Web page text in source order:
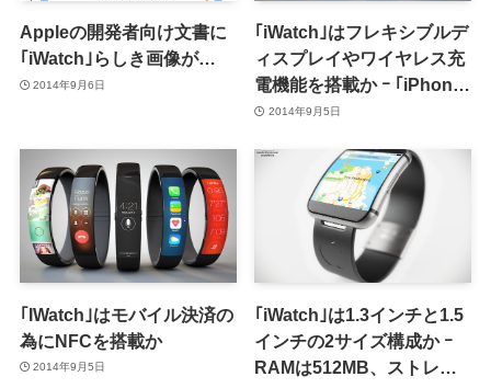
Appleの開発者向け文書に
｢iWatch｣らしき画像が…
2014年9月6日
｢iWatch｣はフレキシブルデ
ィスプレイやワイヤレス充
電機能を搭載か ｰ ｢iPhone
6｣は”片手操作モード”を搭
2014年9月5日
｢IWatch｣はモバイル決済の
為にNFCを搭載か
2014年9月5日
｢iWatch｣は1.3インチと1.5
インチの2サイズ構成か ｰ
RAMは512MB、ストレー